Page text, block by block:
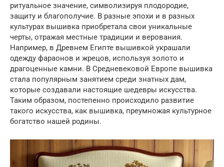
ритуальное значение, символизируя плодородие,
защиту и благополучие. В разные эпохи и в разных
культурах вышивка приобретала свои уникальные
черты, отражая местные традиции и верования.
Например, в Древнем Египте вышивкой украшали
одежду фараонов и жрецов, используя золото и
драгоценные камни. В Средневековой Европе вышивка
стала популярным занятием среди знатных дам,
которые создавали настоящие шедевры искусства.
Таким образом, постепенно происходило развитие
такого искусства, как вышивка, преумножая культурное
богатство нашей родины.